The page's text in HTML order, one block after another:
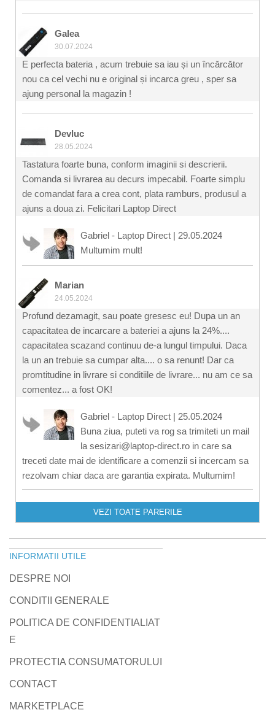
Galea
30.07.2024
E perfecta bateria , acum trebuie sa iau și un încărcător
nou ca cel vechi nu e original și incarca greu , sper sa
ajung personal la magazin !
Devluc
28.05.2024
Tastatura foarte buna, conform imaginii si descrierii.
Comanda si livrarea au decurs impecabil. Foarte simplu
de comandat fara a crea cont, plata ramburs, produsul a
ajuns a doua zi. Felicitari Laptop Direct
Gabriel - Laptop Direct | 29.05.2024
Multumim mult!
Marian
24.05.2024
Profund dezamagit, sau poate gresesc eu! Dupa un an
capacitatea de incarcare a bateriei a ajuns la 24%....
capacitatea scazand continuu de-a lungul timpului. Daca
la un an trebuie sa cumpar alta.... o sa renunt! Dar ca
promtitudine in livrare si conditiile de livrare... nu am ce sa
comentez... a fost OK!
Gabriel - Laptop Direct | 25.05.2024
Buna ziua, puteti va rog sa trimiteti un mail
la sesizari@laptop-direct.ro in care sa
treceti date mai de identificare a comenzii si incercam sa
rezolvam chiar daca are garantia expirata. Multumim!
VEZI TOATE PARERILE
INFORMATII UTILE
DESPRE NOI
CONDITII GENERALE
POLITICA DE CONFIDENTIALIAT
E
PROTECTIA CONSUMATORULUI
CONTACT
MARKETPLACE